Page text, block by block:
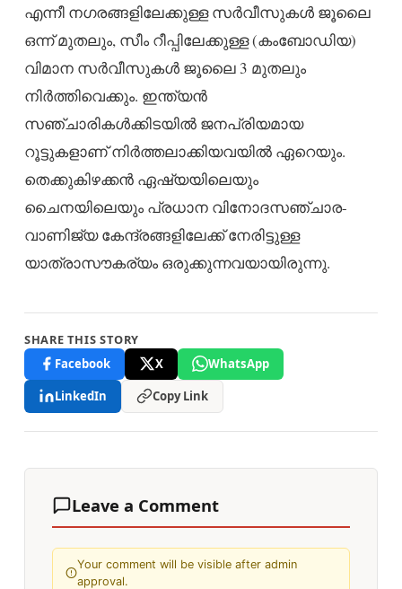
എന്നീ നഗരങ്ങളിലേക്കുള്ള സർവീസുകൾ ജൂലൈ
ഒന്ന് മുതലും, സീം റീപ്പിലേക്കുള്ള (കംബോഡിയ)
വിമാന സർവീസുകൾ ജൂലൈ 3 മുതലും
നിർത്തിവെക്കും. ഇന്ത്യൻ
സഞ്ചാരികൾക്കിടയിൽ ജനപ്രിയമായ
റൂട്ടുകളാണ് നിർത്തലാക്കിയവയിൽ ഏറെയും.
തെക്കുകിഴക്കൻ ഏഷ്യയിലെയും
ചൈനയിലെയും പ്രധാന വിനോദസഞ്ചാര-
വാണിജ്യ കേന്ദ്രങ്ങളിലേക്ക് നേരിട്ടുള്ള
യാത്രാസൗകര്യം ഒരുക്കുന്നവയായിരുന്നു.
SHARE THIS STORY
Facebook
X
WhatsApp
LinkedIn
Copy Link
Leave a Comment
Your comment will be visible after admin
approval.